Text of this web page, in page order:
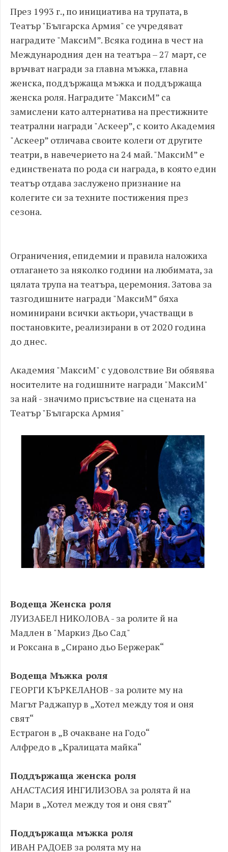
През 1993 г., по инициатива на трупата, в
Театър "Българска Армия" се учредяват
наградите "МаксиМ”. Всяка година в чест на
Международния ден на театъра – 27 март, се
връчват награди за главна мъжка, главна
женска, поддържаща мъжка и поддържаща
женска роля. Наградите "МаксиМ” са
замислени като алтернатива на престижните
театрални награди "Аскеер”, с които Академия
"Аскеер” отличава своите колеги от другите
театри, в навечерието на 24 май. "МаксиМ” е
единствената по рода си награда, в която един
театър отдава заслужено признание на
колегите си за техните постижения през
сезона.
Ограничения, епидемии и правила наложиха
отлагането за няколко години на любимата, за
цялата трупа на театъра, церемония. Затова за
тазгодишните награди "МаксиМ” бяха
номинирани всички актьори, участващи в
постановките, реализирани в от 2020 година
до днес.
Академия "МаксиМ" с удоволствие Ви обявява
носителите на годишните награди "МаксиМ"
за най - значимо присъствие на сцената на
Театър "Българска Армия"
Водеща Женска роля
ЛУИЗАБЕЛ НИКОЛОВА - за ролите й на
Мадлен в "Маркиз Дьо Сад"
и Роксана в „Сирано дьо Бержерак“
Водеща Мъжка роля
ГЕОРГИ КЪРКЕЛАНОВ - за ролите му на
Магът Раджапур в „Хотел между тоя и оня
свят“
Естрагон в „В очакване на Годо“
Алфредо в „Кралицата майка“
Поддържаща женска роля
АНАСТАСИЯ ИНГИЛИЗОВА за ролята й на
Мари в „Хотел между тоя и оня свят“
Поддържаща мъжка роля
ИВАН РАДОЕВ за ролята му на